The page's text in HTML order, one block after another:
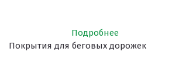
Подробнее
Покрытия для беговых дорожек